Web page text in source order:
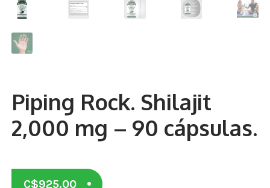
Salud Ósea y Articular
Otros
Cabello, Piel y Uñas
Omega 3 Y Omega 369
Piping Rock. Shilajit
2,000 mg – 90 cápsulas.
C$925.00